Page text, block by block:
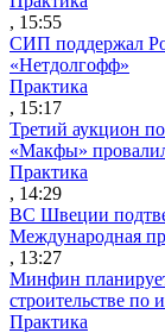
, 15:55
СИП поддержал
«Нетдолгофф»
Практика
, 15:17
Третий аукцион
«Макфы»
Практика
, 14:29
ВС Швеции
Международная
, 13:27
Минфин планирует
строительстве по
Практика